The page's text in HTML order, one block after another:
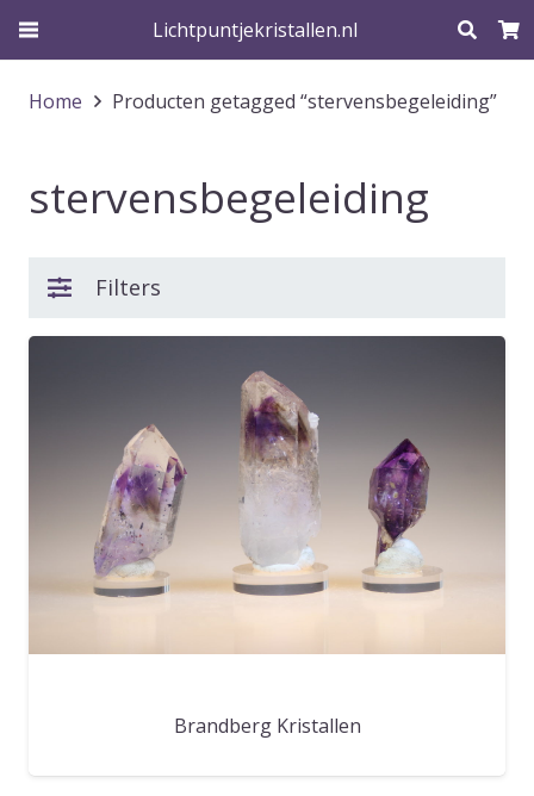
Lichtpuntjekristallen.nl
Home Producten getagged “stervensbegeleiding”
stervensbegeleiding
Filters
Brandberg Kristallen